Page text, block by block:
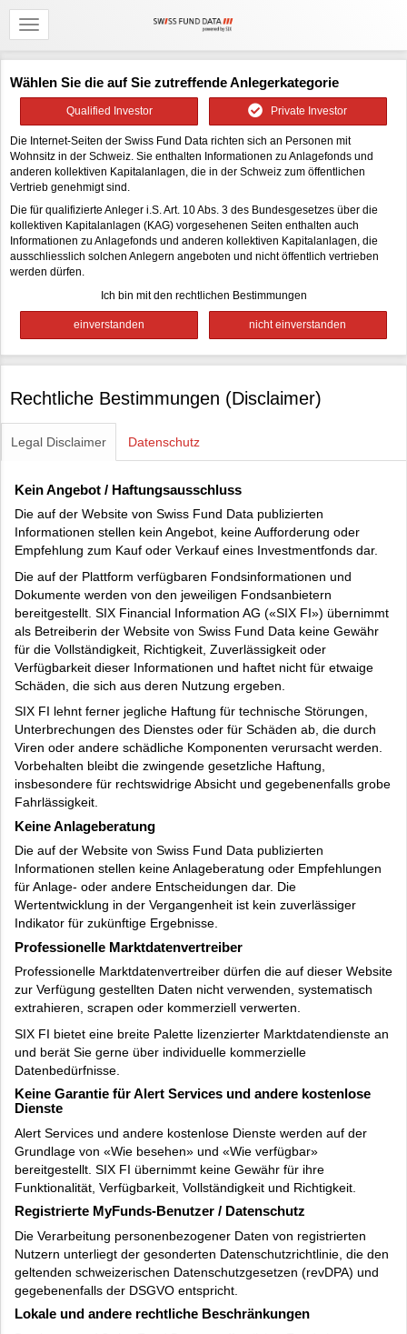
Wählen Sie die auf Sie zutreffende Anlegerkategorie
Qualified Investor Private Investor
Die Internet-Seiten der Swiss Fund Data richten sich an Personen mit
Wohnsitz in der Schweiz. Sie enthalten Informationen zu Anlagefonds und
anderen kollektiven Kapitalanlagen, die in der Schweiz zum öffentlichen
Vertrieb genehmigt sind.
Die für qualifizierte Anleger i.S. Art. 10 Abs. 3 des Bundesgesetzes über die
kollektiven Kapitalanlagen (KAG) vorgesehenen Seiten enthalten auch
Informationen zu Anlagefonds und anderen kollektiven Kapitalanlagen, die
ausschliesslich solchen Anlegern angeboten und nicht öffentlich vertrieben
werden dürfen.
Ich bin mit den rechtlichen Bestimmungen
Rechtliche Bestimmungen (Disclaimer)
Legal Disclaimer Datenschutz
Kein Angebot / Haftungsausschluss
Die auf der Website von Swiss Fund Data publizierten
Informationen stellen kein Angebot, keine Aufforderung oder
Empfehlung zum Kauf oder Verkauf eines Investmentfonds dar.
Die auf der Plattform verfügbaren Fondsinformationen und
Dokumente werden von den jeweiligen Fondsanbietern
bereitgestellt. SIX Financial Information AG («SIX FI») übernimmt
als Betreiberin der Website von Swiss Fund Data keine Gewähr
für die Vollständigkeit, Richtigkeit, Zuverlässigkeit oder
Verfügbarkeit dieser Informationen und haftet nicht für etwaige
Schäden, die sich aus deren Nutzung ergeben.
SIX FI lehnt ferner jegliche Haftung für technische Störungen,
Unterbrechungen des Dienstes oder für Schäden ab, die durch
Viren oder andere schädliche Komponenten verursacht werden.
Vorbehalten bleibt die zwingende gesetzliche Haftung,
insbesondere für rechtswidrige Absicht und gegebenenfalls grobe
Fahrlässigkeit.
Keine Anlageberatung
Die auf der Website von Swiss Fund Data publizierten
Informationen stellen keine Anlageberatung oder Empfehlungen
für Anlage- oder andere Entscheidungen dar. Die
Wertentwicklung in der Vergangenheit ist kein zuverlässiger
Indikator für zukünftige Ergebnisse.
Professionelle Marktdatenvertreiber
Professionelle Marktdatenvertreiber dürfen die auf dieser Website
zur Verfügung gestellten Daten nicht verwenden, systematisch
extrahieren, scrapen oder kommerziell verwerten.
SIX FI bietet eine breite Palette lizenzierter Marktdatendienste an
und berät Sie gerne über individuelle kommerzielle
Datenbedürfnisse.
Keine Garantie für Alert Services und andere kostenlose
Dienste
Alert Services und andere kostenlose Dienste werden auf der
Grundlage von «Wie besehen» und «Wie verfügbar»
bereitgestellt. SIX FI übernimmt keine Gewähr für ihre
Funktionalität, Verfügbarkeit, Vollständigkeit und Richtigkeit.
Registrierte MyFunds-Benutzer / Datenschutz
Die Verarbeitung personenbezogener Daten von registrierten
Nutzern unterliegt der gesonderten Datenschutzrichtlinie, die den
geltenden schweizerischen Datenschutzgesetzen (revDPA) und
gegebenenfalls der DSGVO entspricht.
Lokale und andere rechtliche Beschränkungen